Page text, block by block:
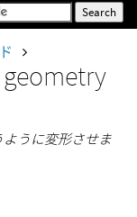
geometry
うに変形させま